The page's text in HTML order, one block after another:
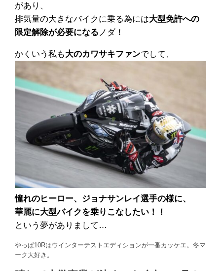
があり、
排気量の大きなバイクに乗る為には大型免許への
限定解除が必要になる ノダ！
かくいう私も大のカワサキファンでして、
憧れのヒーロー、ジョナサンレイ選手の様に、
華麗に大型バイクを乗りこなしたい！！
という夢がありまして…
やっぱ10Rはウインターテストエディションが一番カッケエ。冬マ
ーク大好き。